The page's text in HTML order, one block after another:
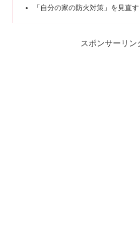
「自分の家の防火対策」を見直す
スポンサーリン